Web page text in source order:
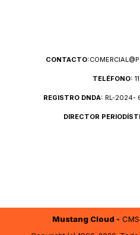
CONTACTO:
TELÉFONO:
REGISTRO DNDA: RL-2024-
DIRECTOR
Mustang Cloud -